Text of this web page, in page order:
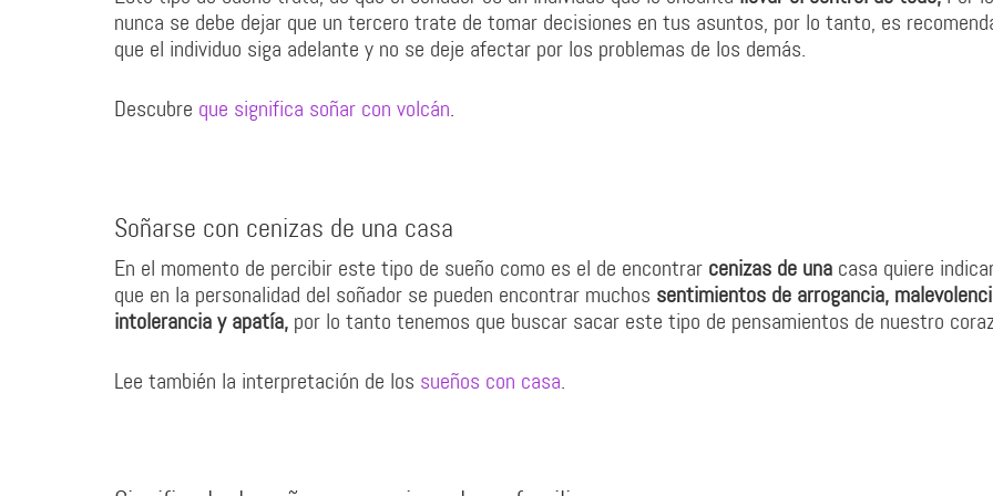
nunca se debe dejar que un tercero trate de tomar decisiones en tus asuntos, por lo tanto, es
que el individuo siga adelante y no se deje afectar por los problemas de los demás.
Descubre que significa soñar con volcán.
Soñarse con cenizas de una casa
En el momento de percibir este tipo de sueño como es el de encontrar cenizas de una casa quiere
que en la personalidad del soñador se pueden encontrar muchos sentimientos de arrogancia,
intolerancia y apatía, por lo tanto tenemos que buscar sacar este tipo de pensamientos de nuestro
Lee también la interpretación de los sueños con casa.